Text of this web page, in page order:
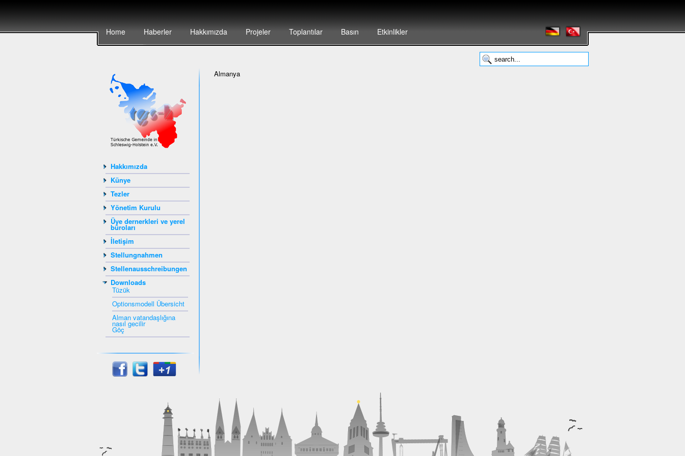
Home Haberler Hakkımızda Projeler Toplantılar Basın Etkinlikler
Hakkımızda
Künye
Tezler
Yönetim Kurulu
Üye dernerkleri ve yerel
büroları
İletişim
Stellungnahmen
Stellenausschreibungen
Downloads
Tüzük
Optionsmodell Übersicht
Alman vatandaşlığına
nasıl gecilir
Göç
Almanya